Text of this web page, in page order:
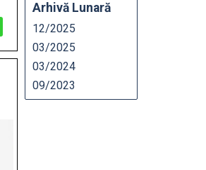
Arhivă Lunară
12/2025
03/2025
03/2024
09/2023